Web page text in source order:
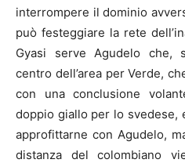
interrompere il dominio
può festeggiare la rete
Gyasi serve Agudelo che,
centro dell’area per Verde,
con una conclusione
doppio giallo per lo svedese,
approfittarne con Agudelo,
distanza del colombiano